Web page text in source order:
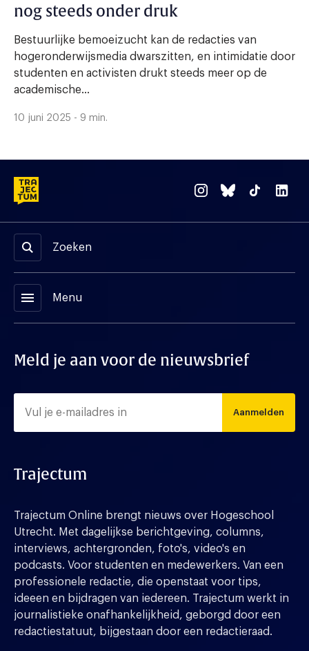
nog steeds onder druk
Bestuurlijke bemoeizucht kan de redacties van
hogeronderwijsmedia dwarszitten, en intimidatie door
studenten en activisten drukt steeds meer op de
academische...
10 juni 2025 - 9 min.
Zoeken
menu Menu
Meld je aan voor de nieuwsbrief
Aanmelden
Trajectum
Trajectum Online brengt nieuws over Hogeschool
Utrecht. Met dagelijkse berichtgeving, columns,
interviews, achtergronden, foto's, video's en
podcasts. Voor studenten en medewerkers. Van een
professionele redactie, die openstaat voor tips,
ideeen en bijdragen van iedereen. Trajectum werkt in
journalistieke onafhankelijkheid, geborgd door een
redactiestatuut, bijgestaan door een redactieraad.